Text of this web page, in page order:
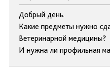
Добрый день.
Какие предметы нужно
Ветеринарной медицины?
И нужна ли профильная